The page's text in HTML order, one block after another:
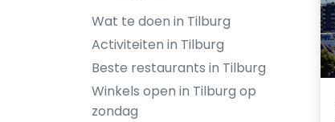
Wat te doen in Tilburg
Activiteiten in Tilburg
Beste restaurants in Tilburg
Winkels open in Tilburg op
zondag